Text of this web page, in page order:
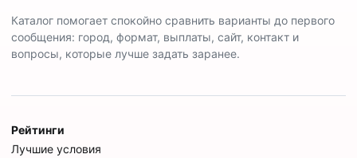
Каталог помогает спокойно сравнить варианты до первого
сообщения: город, формат, выплаты, сайт, контакт и
вопросы, которые лучше задать заранее.
Рейтинги
Лучшие условия